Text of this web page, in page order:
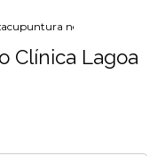
acupuntura nervo ciatico
Clínica Lagoa